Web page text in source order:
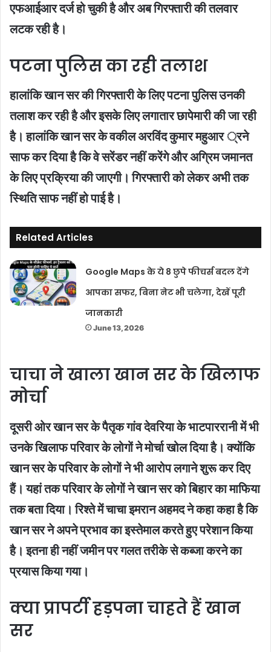
एफआईआर दर्ज हो चुकी है और अब गिरफ्तारी की तलवार
लटक रही है।
पटना पुलिस का रही तलाश
हालांकि खान सर की गिरफ्तारी के लिए पटना पुलिस उनकी
तलाश कर रही है और इसके लिए लगातार छापेमारी की जा रही
है। हालांकि खान सर के वकील अरविंद कुमार महुआर ्रने
साफ कर दिया है कि वे सरेंडर नहीं करेंगे और अग्रिम जमानत
के लिए प्रक्रिया की जाएगी। गिरफ्तारी को लेकर अभी तक
स्थिति साफ नहीं हो पाई है।
Related Articles
Google Maps के ये 8 छुपे फीचर्स बदल देंगे
आपका सफर, बिना नेट भी चलेगा, देखें पूरी
जानकारी
June 13, 2026
चाचा ने खाला खान सर के खिलाफ
मोर्चा
दूसरी ओर खान सर के पैतृक गांव देवरिया के भाटपाररानी में भी
उनके खिलाफ परिवार के लोगों ने मोर्चा खोल दिया है। क्योंकि
खान सर के परिवार के लोगों ने भी आरोप लगाने शुरू कर दिए
हैं। यहां तक परिवार के लोगों ने खान सर को बिहार का माफिया
तक बता दिया। रिश्ते में चाचा इमरान अहमद ने कहा कहा है कि
खान सर ने अपने प्रभाव का इस्तेमाल करते हुए परेशान किया
है। इतना ही नहीं जमीन पर गलत तरीके से कब्जा करने का
प्रयास किया गया।
क्या प्रापर्टी हड़पना चाहते हैं खान
सर